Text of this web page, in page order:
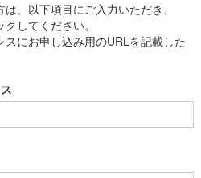
、以下項目にご入力いただき、
してください。
にお申し込み用のURLを記載した